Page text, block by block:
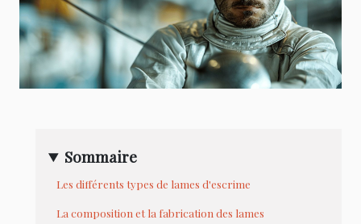
Sommaire
Les différents types de lames d'escrime
La composition et la fabrication des lames